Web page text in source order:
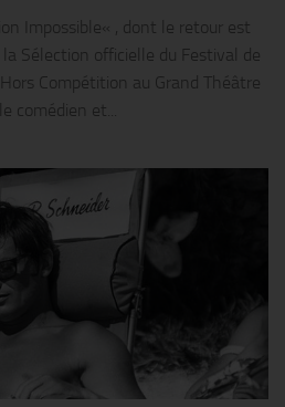
Impossible« , dont le retour est
Sélection officielle du Festival de
Compétition au Grand Théâtre
comédien et...